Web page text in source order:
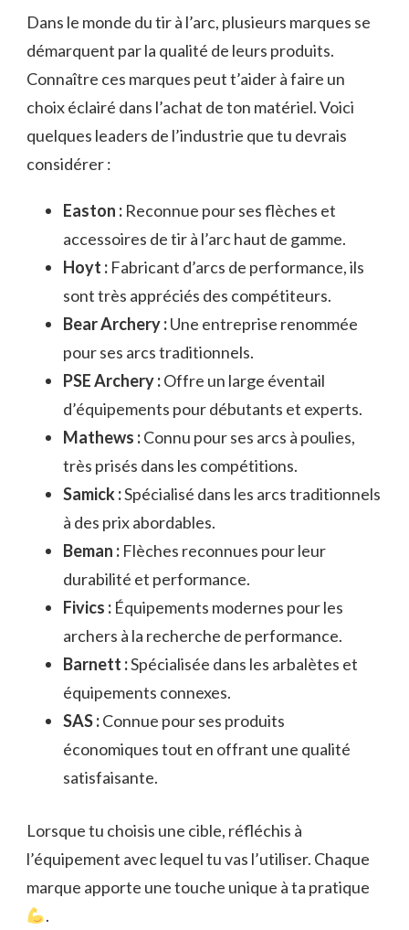
Dans le monde du tir à l’arc, plusieurs marques se
démarquent par la qualité de leurs produits.
Connaître ces marques peut t’aider à faire un
choix éclairé dans l’achat de ton matériel. Voici
quelques leaders de l’industrie que tu devrais
considérer :
Easton : Reconnue pour ses flèches et
accessoires de tir à l’arc haut de gamme.
Hoyt : Fabricant d’arcs de performance, ils
sont très appréciés des compétiteurs.
Bear Archery :Une entreprise renommée
pour ses arcs traditionnels.
PSE Archery :Offre un large éventail
d’équipements pour débutants et experts.
Mathews :Connu pour ses arcs à poulies,
très prisés dans les compétitions.
Samick :Spécialisé dans les arcs traditionnels
à des prix abordables.
Beman : Flèches reconnues pour leur
durabilité et performance.
Fivics : Équipements modernes pour les
archers à la recherche de performance.
Barnett :Spécialisée dans les arbalètes et
équipements connexes.
SAS :Connue pour ses produits
économiques tout en offrant une qualité
satisfaisante.
Lorsque tu choisis une cible, réfléchis à
l’équipement avec lequel tu vas l’utiliser. Chaque
marque apporte une touche unique à ta pratique
.